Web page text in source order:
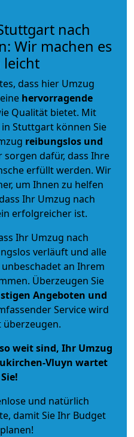
nach
Wir machen es
dass hier Umzug
hervorragende
Qualität bietet. Mit
Stuttgart können Sie
reibungslos und
dafür, dass Ihre
erfüllt werden. Wir
um Ihnen zu helfen
Ihr Umzug nach
erfolgreicher ist.
Ihr Umzug nach
verläuft und alle
an Ihrem
Überzeugen Sie
Angeboten und
Service wird
weit sind, Ihr Umzug
Vluyn wartet
und natürlich
, damit Sie Ihr Budget